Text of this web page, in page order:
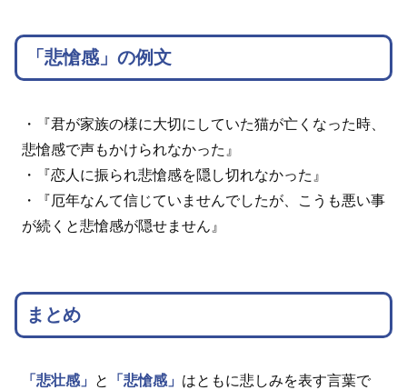
「悲愴感」の例文
・『君が家族の様に大切にしていた猫が亡くなった時、
悲愴感で声もかけられなかった』
・『恋人に振られ悲愴感を隠し切れなかった』
・『厄年なんて信じていませんでしたが、こうも悪い事
が続くと悲愴感が隠せません』
まとめ
「悲壮感」 と 「悲愴感」 はともに悲しみを表す言葉で